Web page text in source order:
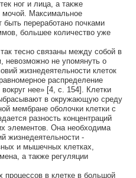
ног и лица, а также
мочой. Максимальное
быть переработано почками
большее количество уже
тесно связаны между собой в
невозможно не упомянуть о
жизнедеятельности клеток
распределение
нее» [4, с. 154]. Клетки
в окружающую среду
мембране оболочки клетки с
разность концентраций
элементов. Она необходима
жизнедеятельности -
и мышечных клетках,
а также регуляции
процессов в клетке в большой